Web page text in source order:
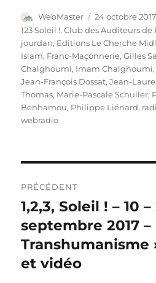
Auteur
WebMaster
Publié
le
24 octobre 2017
123 Soleil !,Club des Auditeurs de
jourdan, Editions Le Cherche Midi
Islam, Franc-Maçonnerie,Gilles
Chalghoumi, Imam Chalghoumi,
Jean-François Dossat,Jean-
Thomas, Marie-Pascale Schuller,
Benhamou, Philippe Liénard,
webradio
de
l’article
PRÉCÉDENT
Publication
précédente :
1,2,3, Soleil ! – 10 –
septembre 2017 –
Transhumanisme
et vidéo